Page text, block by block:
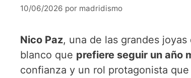
10/06/2026 por madridismo
Nico Paz, una de las grandes joyas
blanco que prefiere seguir un año
confianza y un rol protagonista